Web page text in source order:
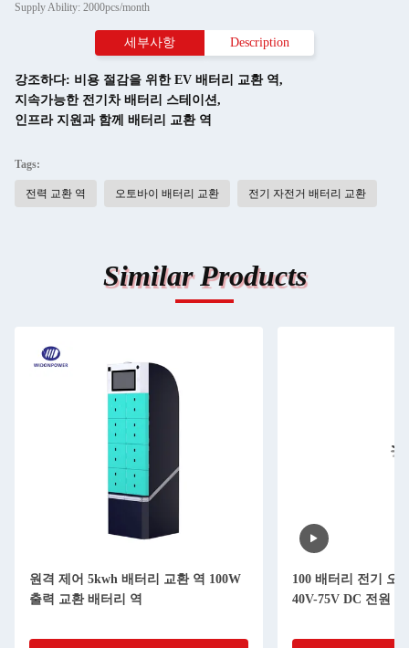
Supply Ability: 2000pcs/month
세부사항 Description
강조하다: 비용 절감을 위한 EV 배터리 교환 역,
지속가능한 전기차 배터리 스테이션,
인프라 지원과 함께 배터리 교환 역
Tags:
전력 교환 역 오토바이 배터리 교환 전기 자전거 배터리 교환
Similar Products
원격 제어 5kwh 배터리 교환 역 100W
출력 교환 배터리 역
100 배터리 전기 오
40V-75V DC 전원